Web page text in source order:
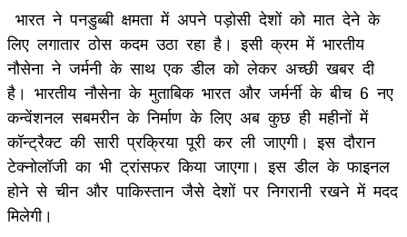
भारत ने पनडुब्बी क्षमता में अपने पड़ोसी देशों को मात देने के
लिए लगातार ठोस कदम उठा रहा है। इसी क्रम में भारतीय
नौसेना ने जर्मनी के साथ एक डील को लेकर अच्छी खबर दी
है। भारतीय नौसेना के मुताबिक भारत और जर्मर्नी के बीच 6 नए
कन्वेंशनल सबमरीन के निर्माण के लिए अब कुछ ही महीनों में
कॉन्ट्रैक्ट की सारी प्रक्रिया पूरी कर ली जाएगी। इस दौरान
टेक्नोलॉजी का भी ट्रांसफर किया जाएगा। इस डील के फाइनल
होने से चीन और पाकिस्तान जैसे देशों पर निगरानी रखने में मदद
मिलेगी।